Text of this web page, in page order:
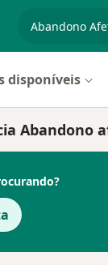
disponíveis
Abandono